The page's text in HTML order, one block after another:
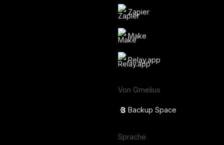
Zapier
Make
Relay.app
Von Gmelius
Backup Space
Sprache